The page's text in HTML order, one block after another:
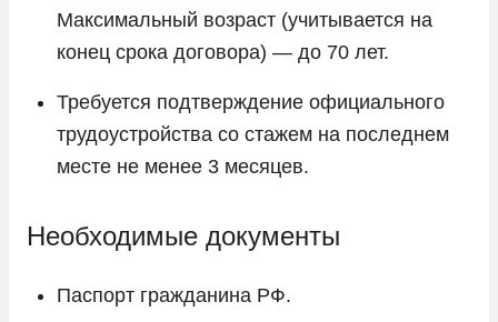
Максимальный возраст (учитывается на
конец срока договора) — до 70 лет.
Требуется подтверждение официального
трудоустройства со стажем на последнем
месте не менее 3 месяцев.
Необходимые документы
Паспорт гражданина РФ.